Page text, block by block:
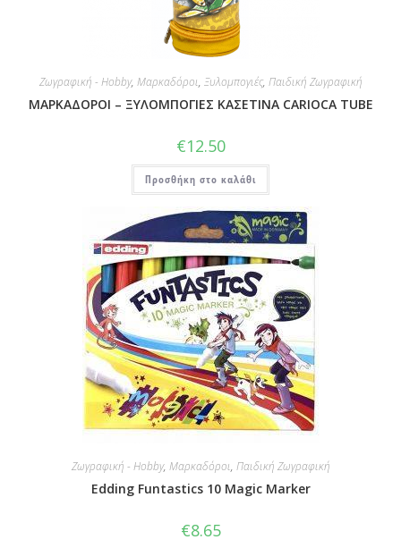
Ζωγραφική - Hobby, Μαρκαδόροι, Ξυλομπογιές, Παιδική Ζωγραφική
ΜΑΡΚΑΔΟΡΟΙ – ΞΥΛΟΜΠΟΓΙΕΣ ΚΑΣΕΤΙΝΑ CARIOCA TUBE
€12.50
Προσθήκη στο καλάθι
Ζωγραφική - Hobby, Μαρκαδόροι, Παιδική Ζωγραφική
Edding Funtastics 10 Magic Marker
€8.65